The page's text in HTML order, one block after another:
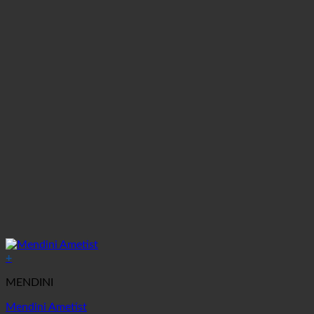
+
MENDINI
Mendini Ametist